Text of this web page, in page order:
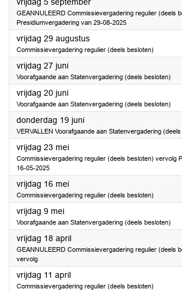
GEANNULEERD Commissievergadering regulier (deels
Presidiumvergadering van 29-08-2025
vrijdag 29 augustus2025
Commissievergadering regulier (deels besloten)
vrijdag 27 juni2025
Voorafgaande aan Statenvergadering (deels besloten)
vrijdag 20 juni2025
Voorafgaande aan Statenvergadering (deels besloten)
donderdag 19 juni2025
VERVALLEN Voorafgaande aan Statenvergadering
vrijdag 23 mei2025
Commissievergadering regulier (deels besloten) vervolg
16-05-2025
vrijdag 16 mei2025
Commissievergadering regulier (deels besloten)
vrijdag 9 mei2025
Voorafgaande aan Statenvergadering (deels besloten)
vrijdag 18 april2025
GEANNULEERD Commissievergadering regulier (deels
vervolg
vrijdag 11 april2025
Commissievergadering regulier (deels besloten)